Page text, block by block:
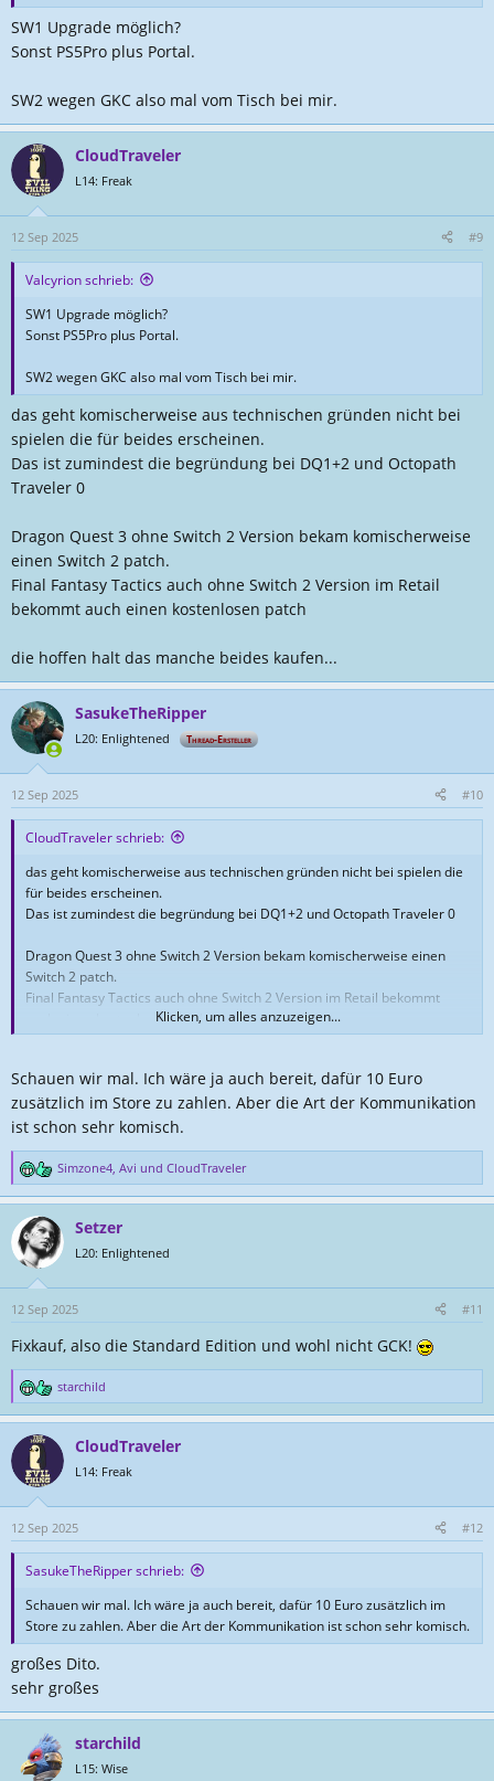
👉https://t.co/GAOl6gIZhZ
— VGP Video Games Plus (@VideoGamesPlus_)
September 12, 2025
SW1 Upgrade möglich?
Sonst PS5Pro plus Portal.
SW2 wegen GKC also mal vom Tisch bei mir.
CloudTraveler
L14: Freak
12 Sep 2025 #9
Valcyrion schrieb:
SW1 Upgrade möglich?
Sonst PS5Pro plus Portal.
SW2 wegen GKC also mal vom Tisch bei mir.
das geht komischerweise aus technischen gründen nicht bei
spielen die für beides erscheinen.
Das ist zumindest die begründung bei DQ1+2 und Octopath
Traveler 0
Dragon Quest 3 ohne Switch 2 Version bekam komischerweise
einen Switch 2 patch.
Final Fantasy Tactics auch ohne Switch 2 Version im Retail
bekommt auch einen kostenlosen patch
die hoffen halt das manche beides kaufen...
SasukeTheRipper
L20: Enlightened Thread-Ersteller
12 Sep 2025 #10
CloudTraveler schrieb:
das geht komischerweise aus technischen gründen nicht bei spielen die
für beides erscheinen.
Das ist zumindest die begründung bei DQ1+2 und Octopath Traveler 0
Dragon Quest 3 ohne Switch 2 Version bekam komischerweise einen
Switch 2 patch.
Final Fantasy Tactics auch ohne Switch 2 Version im Retail bekommt
auch einen kostenlosen patchKlicken, um alles anzuzeigen...
Schauen wir mal. Ich wäre ja auch bereit, dafür 10 Euro
zusätzlich im Store zu zahlen. Aber die Art der Kommunikation
ist schon sehr komisch.
R
e
k
t
i
o
n
n
Simzone4 Avi und CloudTraveler
Setzer
L20: Enlightened
12 Sep 2025 #11
Fixkauf, also die Standard Edition und wohl nicht GCK!
R
e
i
o
n
e
starchild
CloudTraveler
L14: Freak
12 Sep 2025 #12
SasukeTheRipper schrieb:
Schauen wir mal. Ich wäre ja auch bereit, dafür 10 Euro zusätzlich im
Store zu zahlen. Aber die Art der Kommunikation ist schon sehr komisch.
großes Dito.
sehr großes
starchild
L15: Wise